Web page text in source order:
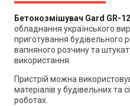
Бетонозмішувач Gard GR-
обладнання українського
приготування будівельного
вапняного розчину та
використання.
Пристрій можна
матеріалів у будівельних та
роботах.